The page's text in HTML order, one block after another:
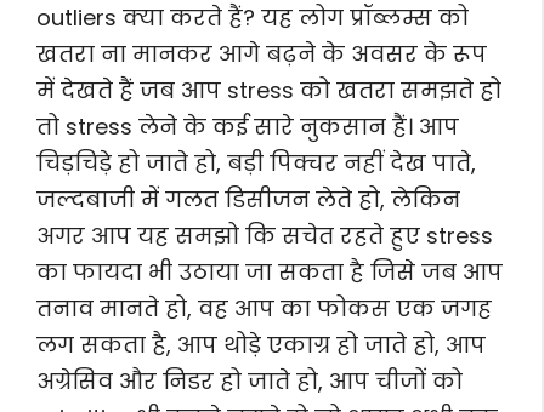
outliers क्या करते हैं? यह लोग प्रॉब्लम्स को
खतरा ना मानकर आगे बढ़ने के अवसर के रूप
में देखते हैं जब आप stress को खतरा समझते हो
तो stress लेने के कई सारे नुकसान हैं। आप
चिड़चिड़े हो जाते हो, बड़ी पिक्चर नहीं देख पाते,
जल्दबाजी में गलत डिसीजन लेते हो, लेकिन
अगर आप यह समझो कि सचेत रहते हुए stress
का फायदा भी उठाया जा सकता है जिसे जब आप
तनाव मानते हो, वह आप का फोकस एक जगह
लग सकता है, आप थोड़े एकाग्र हो जाते हो, आप
अग्रेसिव और निडर हो जाते हो, आप चीजों को